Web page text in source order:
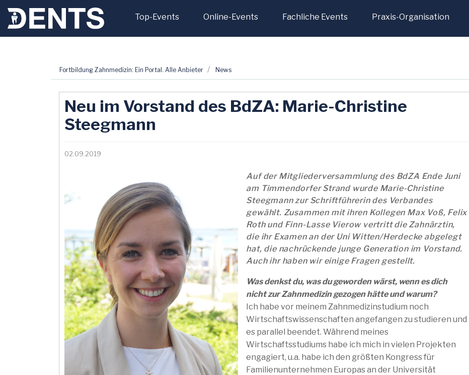
Top-Events Online-Events Fachliche Events Praxis-Organisation
Fortbildung Zahnmedizin: Ein Portal. Alle Anbieter News
Neu im Vorstand des BdZA: Marie-Christine
Steegmann
02.09.2019
Auf der Mitgliederversammlung des BdZA Ende Juni
am Timmendorfer Strand wurde Marie-Christine
Steegmann zur Schriftführerin des Verbandes
gewählt. Zusammen mit ihren Kollegen Max Voß, Felix
Roth und Finn-Lasse Vierow vertritt die Zahnärztin,
die ihr Examen an der Uni Witten/Herdecke abgelegt
hat, die nachrückende junge Generation im Vorstand.
Auch ihr haben wir einige Fragen gestellt.
Was denkst du, was du geworden wärst, wenn es dich
nicht zur Zahnmedizin gezogen hätte und warum?
Ich habe vor meinem Zahnmedizinstudium noch
Wirtschaftswissenschaften angefangen zu studieren und
es parallel beendet. Während meines
Wirtschaftsstudiums habe ich mich in vielen Projekten
engagiert, u.a. habe ich den größten Kongress für
Familienunternehmen Europas an der Universität